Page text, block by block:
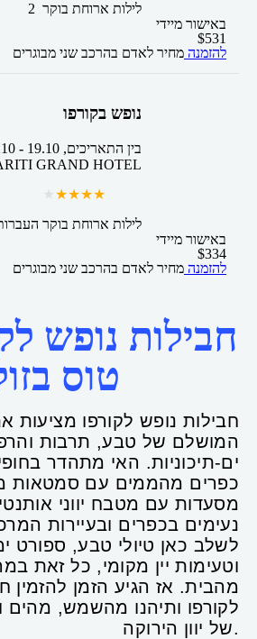
2 לילות ארוחת בוקר
באישור מיידי
$531
להזמנה מחיר לאדם בהרכב שני מבוגרים
נופש בקורפו
בין התאריכים, -
GRAND HOTEL
3 לילות ארוחת בוקר
באישור מיידי
$334
להזמנה מחיר לאדם בהרכב שני מבוגרים
חבילות נופש
טוס
חבילות נופש לקורפו מציעות
המושלם של טבע, תרבות
ים-תיכוניות. האי מתהדר
כפרים מהממים עם סמטאות
מסעדות עם מטבח יווני אותנטי
נעימים בכפרים ובעיירות
לשלב כאן טיולי טבע, ספורט
וטעימות יין מקומי, כל זאת
מהבית. אז הגיע הזמן להזמין
לקורפו ותיהנו מהשמש, מהים
של יוון הירוקה.